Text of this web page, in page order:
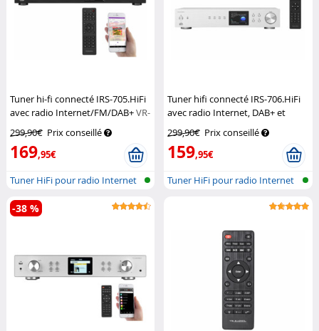
Tuner hi-fi connecté IRS-705.HiFi
avec radio Internet/FM/DAB+VR-
299,90€ Prix conseillé
169,95€
Tuner HiFi pour radio Internet
et D...
Tuner hifi connecté IRS-706.HiFi
avec radio Internet, DAB+ et
VR-Radio
299,90€ Prix conseillé
159,95€
Tuner HiFi pour radio Internet
-38 %